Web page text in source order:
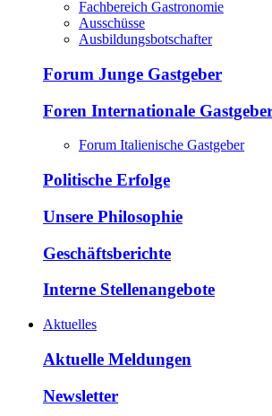
Fachbereich Gastronomie
Ausschüsse
Ausbildungsbotschafter
Forum Junge Gastgeber
Foren Internationale
Forum Italienische Gastgeber
Politische Erfolge
Unsere Philosophie
Geschäftsberichte
Interne Stellenangebote
Aktuelles
Aktuelle Meldungen
Newsletter